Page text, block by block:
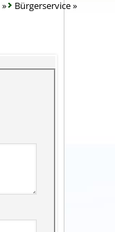
» Bürgerservice»